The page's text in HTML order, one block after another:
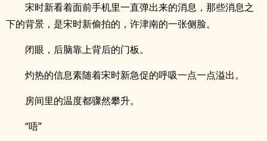
宋时新看着面前手机里一直弹出来的消息，那些消息之
下的背景，是宋时新偷拍的，许津南的一张侧脸。
闭眼，后脑靠上背后的门板。
灼热的信息素随着宋时新急促的呼吸一点一点溢出。
房间里的温度都骤然攀升。
“唔”